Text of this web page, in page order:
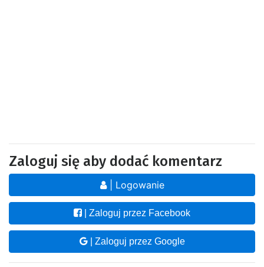
Zaloguj się aby dodać komentarz
| Logowanie
| Zaloguj przez Facebook
| Zaloguj przez Google